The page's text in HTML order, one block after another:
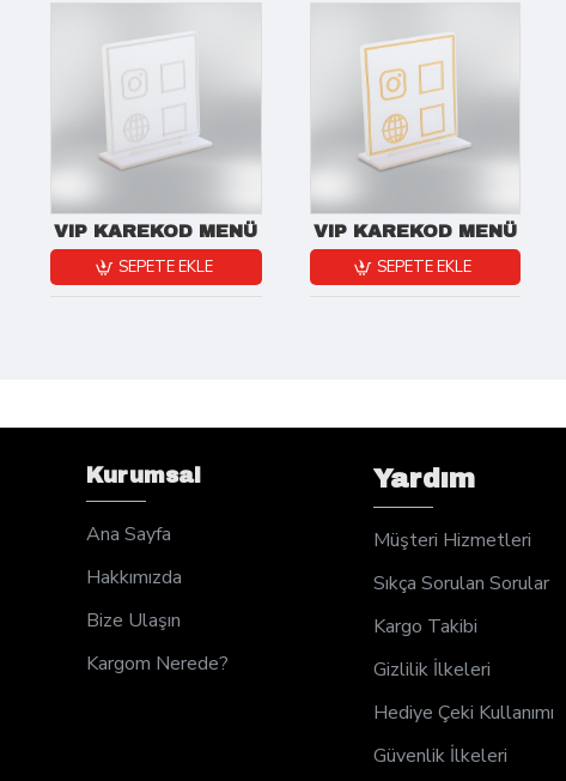
VIP KAREKOD MENÜ
SEPETE EKLE
VIP KAREKOD MENÜ
SEPETE EKLE
Kurumsal
Ana Sayfa
Hakkımızda
Bize Ulaşın
Kargom Nerede?
Yardım
Müşteri Hizmetleri
Sıkça Sorulan Sorular
Kargo Takibi
Gizlilik İlkeleri
Hediye Çeki Kullanımı
Güvenlik İlkeleri